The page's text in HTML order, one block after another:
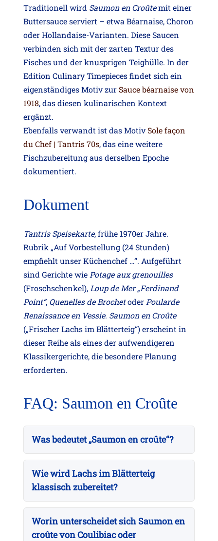
Traditionell wird Saumon en Croûtemit einer
Buttersauce serviert – etwa Béarnaise, Choron
oder Hollandaise-Varianten. Diese Saucen
verbinden sich mit der zarten Textur des
Fisches und der knusprigen Teighülle. In der
Edition Culinary Timepieces findet sich ein
eigenständiges Motiv zurSauce béarnaise von
1918, das diesen kulinarischen Kontext
ergänzt.
Ebenfalls verwandt ist das MotivSole façon
du Chef | Tantris 70s, das eine weitere
Fischzubereitung aus derselben Epoche
dokumentiert.
Dokument
Tantris Speisekarte, frühe 1970er Jahre.
Rubrik „Auf Vorbestellung (24 Stunden)
empfiehlt unser Küchenchef …“. Aufgeführt
sind Gerichte wie Potage aux grenouilles
(Froschschenkel), Loup de Mer „Ferdinand
Point“, Quenelles de Brochetoder Poularde
Renaissance en Vessie. Saumon en Croûte
(„Frischer Lachs im Blätterteig“) erscheint in
dieser Reihe als eines der aufwendigeren
Klassikergerichte, die besondere Planung
erforderten.
FAQ: Saumon en Croûte
Was bedeutet „Saumon en croûte“?
Wie wird Lachs im Blätterteig
klassisch zubereitet?
Worin unterscheidet sich Saumon en
croûte von Coulibiac oder